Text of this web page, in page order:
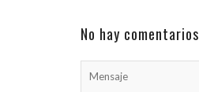
No hay comentarios